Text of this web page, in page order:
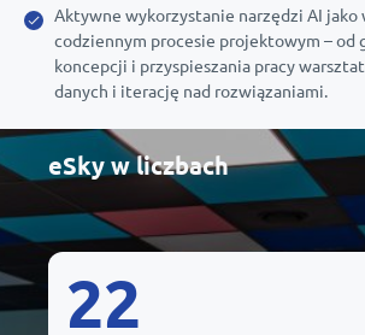
Aktywne wykorzystanie narzędzi AI jako
codziennym procesie projektowym – od
koncepcji i przyspieszania pracy
danych i iterację nad rozwiązaniami.
eSky w liczbach
22